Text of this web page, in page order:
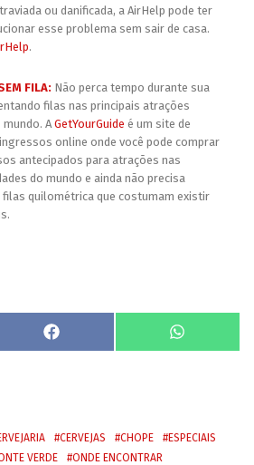
ou danificada, a AirHelp pode ter
esse problema sem sair de casa.
.
FILA: Não perca tempo durante sua
filas nas principais atrações
A GetYourGuide é um site de
online onde você pode comprar
antecipados para atrações nas
do mundo e ainda não precisa
quilométrica que costumam existir
S
h
F
a
S
h
W
h
CERVEJAS CHOPE
ESPECIAIS
VERDE ONDE ENCONTRAR